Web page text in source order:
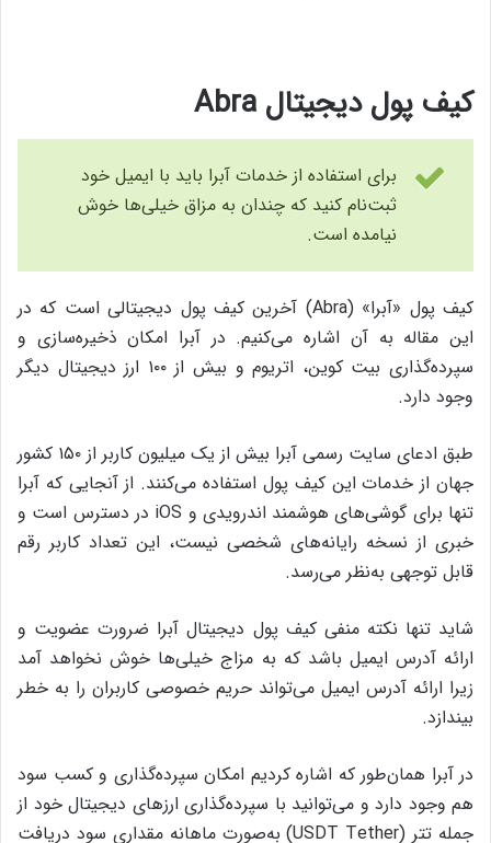
کیف پول دیجیتال Abra
برای استفاده از خدمات آبرا باید با ایمیل خود
ثبت‌نام کنید که چندان به مزاق خیلی‌ها خوش
نیامده است.
کیف پول «آبرا» (Abra) آخرین کیف پول دیجیتالی است که در
این مقاله به آن اشاره می‌کنیم. در آبرا امکان ذخیره‌سازی و
سپرده‌گذاری بیت کوین، اتریوم و بیش از ۱۰۰ ارز دیجیتال دیگر
وجود دارد.
طبق ادعای سایت رسمی آبرا بیش از یک میلیون کاربر از ۱۵۰ کشور
جهان از خدمات این کیف پول استفاده می‌کنند. از آنجایی که آبرا
تنها برای گوشی‌های هوشمند اندرویدی و iOS در دسترس است و
خبری از نسخه‌ رایانه‌های شخصی نیست، این تعداد کاربر رقم
قابل توجهی به‌نظر می‌رسد.
شاید تنها نکته‌ منفی کیف پول دیجیتال آبرا ضرورت عضویت و
ارائه‌‌ آدرس ایمیل باشد که به مزاج خیلی‌ها خوش نخواهد آمد
زیرا ارائه‌ آدرس ایمیل می‌تواند حریم خصوصی کاربران را به خطر
بیندازد.
در آبرا همان‌طور که اشاره کردیم امکان سپرده‌گذاری و کسب سود
هم وجود دارد و می‌توانید با سپرده‌گذاری ارزهای دیجیتال خود از
جمله تتر (USDT Tether) به‌صورت ماهانه مقداری سود دریافت